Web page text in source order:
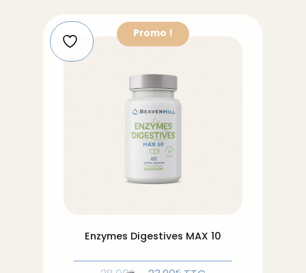
Promo !
Enzymes Digestives MAX 10